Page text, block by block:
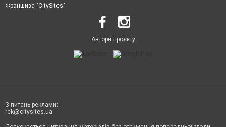
Франшиза "CitySites"
Автори проєкту
З питань реклами:
rek@citysites.ua